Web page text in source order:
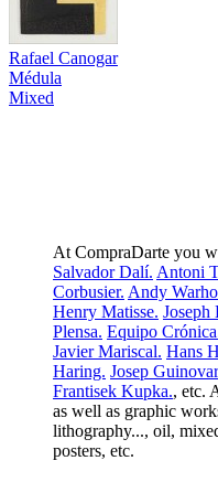
Rafael Canogar
Médula
Mixed
At CompraDarte you
Salvador Dalí. Antoni
Corbusier. Andy
Henry Matisse. Joseph
Plensa. Equipo
Javier Mariscal. Hans
Haring. Josep
Frantisek Kupka., etc.
as well as graphic
lithography..., oil,
posters, etc.